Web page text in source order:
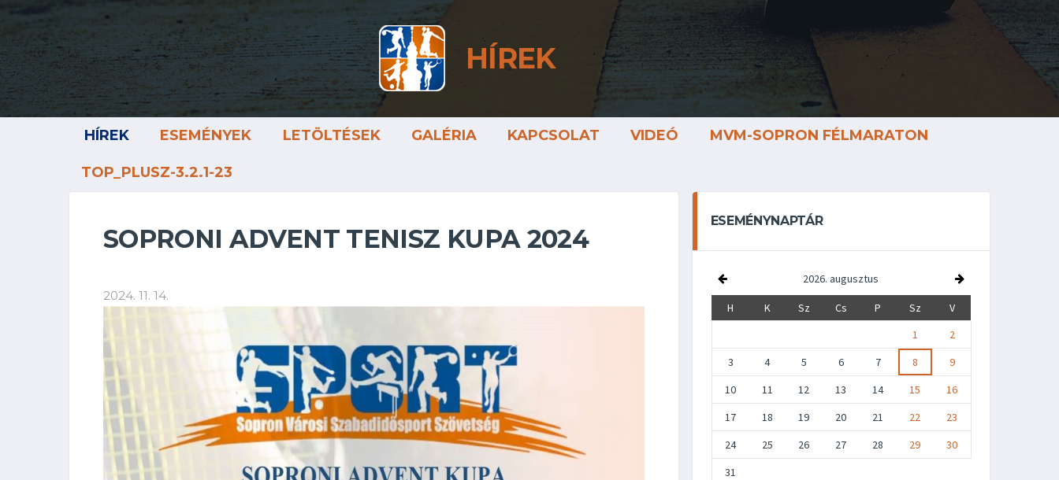
HÍREK
HÍREK ESEMÉNYEK LETÖLTÉSEK GALÉRIA KAPCSOLAT VIDEÓ MVM-SOPRON FÉLMARATON
TOP_PLUSZ-3.2.1-23
ESEMÉNYNAPTÁR
2026. augusztus
H K Sz Cs P Sz
V
1
2
3
4 5 6 7 8
9
10
11 12 13 14 15
16
17
18 19 20 21 22
23
24
25 26 27 28 29
30
31
SOPRONI ADVENT TENISZ KUPA 2024
2024. 11. 14.